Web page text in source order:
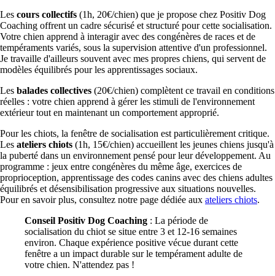
Les cours collectifs (1h, 20€/chien) que je propose chez Positiv Dog
Coaching offrent un cadre sécurisé et structuré pour cette socialisation.
Votre chien apprend à interagir avec des congénères de races et de
tempéraments variés, sous la supervision attentive d'un professionnel.
Je travaille d'ailleurs souvent avec mes propres chiens, qui servent de
modèles équilibrés pour les apprentissages sociaux.
Les balades collectives (20€/chien) complètent ce travail en conditions
réelles : votre chien apprend à gérer les stimuli de l'environnement
extérieur tout en maintenant un comportement approprié.
Pour les chiots, la fenêtre de socialisation est particulièrement critique.
Les ateliers chiots (1h, 15€/chien) accueillent les jeunes chiens jusqu'à
la puberté dans un environnement pensé pour leur développement. Au
programme : jeux entre congénères du même âge, exercices de
proprioception, apprentissage des codes canins avec des chiens adultes
équilibrés et désensibilisation progressive aux situations nouvelles.
Pour en savoir plus, consultez notre page dédiée aux ateliers chiots.
Conseil Positiv Dog Coaching : La période de
socialisation du chiot se situe entre 3 et 12-16 semaines
environ. Chaque expérience positive vécue durant cette
fenêtre a un impact durable sur le tempérament adulte de
votre chien. N'attendez pas !